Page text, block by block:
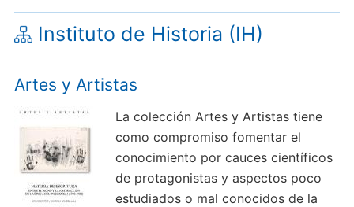
Instituto de Historia (IH)
Artes y Artistas
La colección Artes y Artistas tiene
como compromiso fomentar el
conocimiento por cauces científicos
de protagonistas y aspectos poco
estudiados o mal conocidos de la